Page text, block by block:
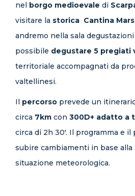
nel borgo medioevale di
visitare la storica Cantina
andremo nella sala degustazioni
possibile degustare 5 pregiati
territoriale accompagnati da
valtellinesi.
Il percorso prevede un
circa 7km con 300D+ adatto a
circa di 2h 30'. Il programma e
subire cambiamenti in base alla
situazione meteorologica.